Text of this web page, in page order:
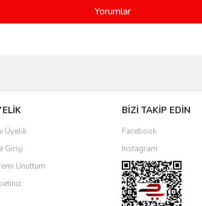
Yorumlar
Üyelik
Girişi
Unuttum
BİZİ TAKİP EDİN
Facebook
Instagram